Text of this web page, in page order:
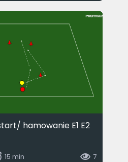
hamowanie E1 E2
15 min 7